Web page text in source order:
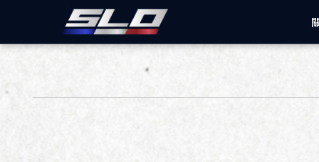
速辰汽機車